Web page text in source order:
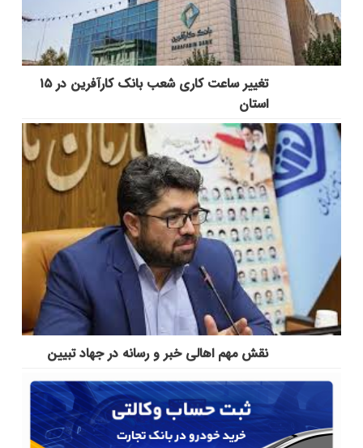
تغییر ساعت کاری شعب بانک کارآفرین در ۱۵
استان
نقش مهم اهالی خبر و رسانه در جهاد تبیین